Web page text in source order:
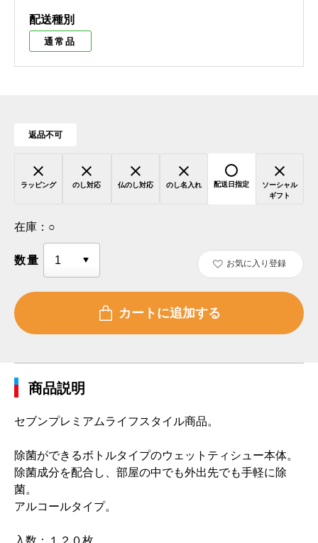
配送種別
通常品
返品不可
ラッピング のし対応 仏のし対応 のし名入れ 配送日指定
ソーシャル
ギフト
在庫： ○
数量 お気に入り登録
商品説明
セブンプレミアムライフスタイル商品。
除菌ができるボトルタイプのウェットティシュー本体。
除菌成分を配合し、部屋の中でも外出先でも手軽に除
菌。
アルコールタイプ。